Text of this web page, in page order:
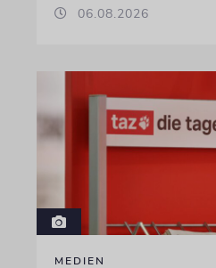
06.08.2026
MEDIEN